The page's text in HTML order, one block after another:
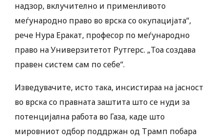
надзор, вклучително и применливото
меѓународно право во врска со окупацијата“,
рече Нура Еракат, професор по меѓународно
право на Универзитетот Рутгерс. „Тоа создава
правен систем сам по себе“.
Изведувачите, исто така, инсистираа на јасност
во врска со правната заштита што се нуди за
потенцијална работа во Газа, каде што
мировниот одбор поддржан од Трамп побара